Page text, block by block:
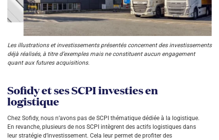
Les illustrations et investissements présentés concernent des investissements
déjà réalisés, à titre d’exemples mais ne constituent aucun engagement
quant aux futures acquisitions.
Sofidy et ses SCPI investies en
logistique
Chez Sofidy, nous n’avons pas de SCPI thématique dédiée à la logistique.
En revanche, plusieurs de nos SCPI intègrent des actifs logistiques dans
leur stratégie d’investissement. Cela leur permet de profiter des